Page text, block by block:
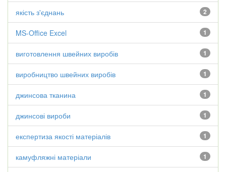
2
якість з'єднань
1
MS-Office Excel
1
виготовлення швейних виробів
1
виробництво швейних виробів
1
джинсова тканина
1
джинсові вироби
1
експертиза якості матеріалів
1
камуфляжні матеріали